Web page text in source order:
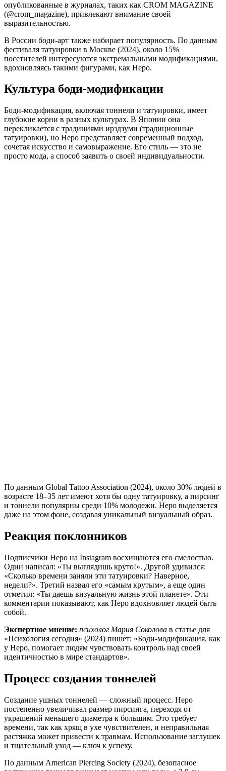
опубликованные в журналах, таких как CROM MAGAZINE
(@crom_magazine), привлекают внимание своей
выразительностью.
В России боди-арт также набирает популярность. По данным
фестиваля татуировки в Москве (2024), около 15%
посетителей интересуются экстремальными модификациями,
вдохновляясь такими фигурами, как Неро.
Культура боди-модификации
Боди-модификация, включая тоннели и татуировки, имеет
глубокие корни в разных культурах. В Японии она
перекликается с традициями ирэдзуми (традиционные
татуировки), но Неро представляет современный подход,
сочетая искусство и самовыражение. Его стиль — это не
просто мода, а способ заявить о своей индивидуальности.
По данным Global Tattoo Association (2024), около 30% людей в
возрасте 18–35 лет имеют хотя бы одну татуировку, а пирсинг
и тоннели популярны среди 10% молодежи. Неро выделяется
даже на этом фоне, создавая уникальный визуальный образ.
Реакция поклонников
Подписчики Неро на Instagram восхищаются его смелостью.
Один написал: «Ты выглядишь круто!». Другой удивился:
«Сколько времени заняли эти татуировки? Наверное,
недели?». Третий назвал его «самым крутым», а еще один
отметил: «Ты даешь визуальную жизнь этой планете». Эти
комментарии показывают, как Неро вдохновляет людей быть
собой.
Экспертное мнение: психолог Мария Соколова в статье для
«Психология сегодня» (2024) пишет: «Боди-модификация, как
у Неро, помогает людям чувствовать контроль над своей
идентичностью в мире стандартов».
Процесс создания тоннелей
Создание ушных тоннелей — сложный процесс. Неро
постепенно увеличивал размер пирсинга, переходя от
украшений меньшего диаметра к большим. Это требует
времени, так как хрящ в ухе чувствителен, и неправильная
растяжка может привести к травмам. Использование заглушек
и тщательный уход — ключ к успеху.
По данным American Piercing Society (2024), безопасное